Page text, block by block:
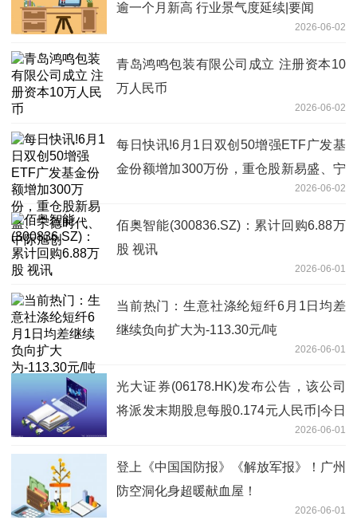
逾一个月新高 行业景气度延续|要闻
2026-06-02
青岛鸿鸣包装有限公司成立 注册资本10
万人民币
2026-06-02
每日快讯!6月1日双创50增强ETF广发基
金份额增加300万份，重仓股新易盛、宁
2026-06-02
佰奥智能(300836.SZ)：累计回购6.88万
股 视讯
2026-06-01
当前热门：生意社涤纶短纤6月1日均差
继续负向扩大为-113.30元/吨
2026-06-01
光大证券(06178.HK)发布公告，该公司
将派发末期股息每股0.174元人民币|今日
2026-06-01
登上《中国国防报》《解放军报》！广州
防空洞化身超暖献血屋！
2026-06-01